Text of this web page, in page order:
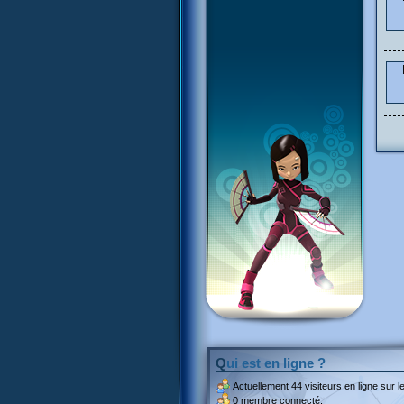
Qui est en ligne ?
Actuellement 44 visiteurs en ligne sur
0 membre connecté.